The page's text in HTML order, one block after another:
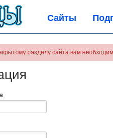
Сайты
разделу сайта вам